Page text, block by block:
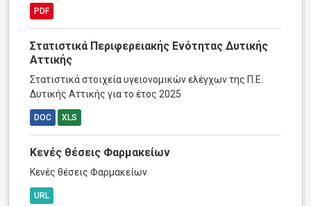
PDF
Στατιστικά Περιφερειακής Ενότητας Δυτικής
Αττικής
Στατιστικά στοιχεία υγειονομικών ελέγχων της Π.Ε.
Δυτικής Αττικής για το έτος 2025
DOC XLS
Κενές θέσεις Φαρμακείων
Κενές θέσεις Φαρμακείων
URL